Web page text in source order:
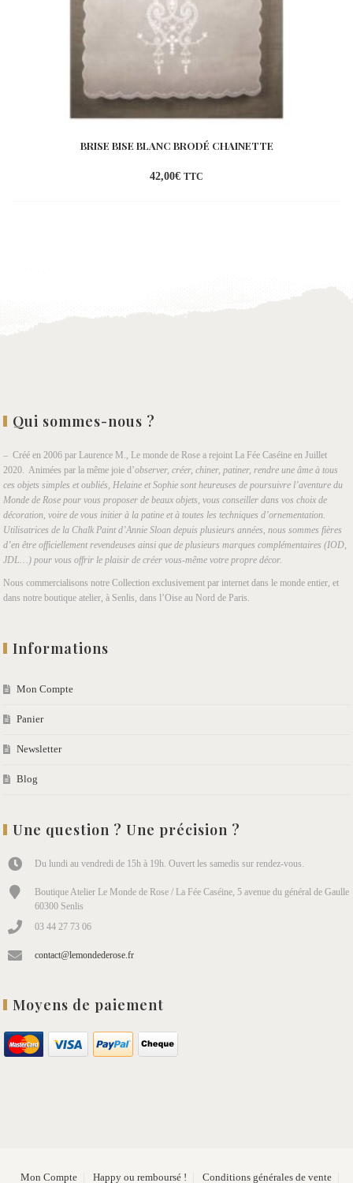
BRISE BISE BLANC BRODÉ CHAINETTE
42,00€ TTC
Qui sommes-nous ?
– Créé en 2006 par Laurence M., Le monde de Rose a rejoint La Fée Caséine en Juillet
2020. Animées par la même joie d’observer, créer, chiner, patiner, rendre une âme à tous
ces objets simples et oubliés, Helaine et Sophie sont heureuses de poursuivre l’aventure du
Monde de Rose pour vous proposer de beaux objets, vous conseiller dans vos choix de
décoration, voire de vous initier à la patine et à toutes les techniques d’ornementation.
Utilisatrices de la Chalk Paint d’Annie Sloan depuis plusieurs années, nous sommes fières
d’en être officiellement revendeuses ainsi que de plusieurs marques complémentaires (IOD,
JDL…) pour vous offrir le plaisir de créer vous-même votre propre décor.
Nous commercialisons notre Collection exclusivement par internet dans le monde entier, et
dans notre boutique atelier, à Senlis, dans l’Oise au Nord de Paris.
Informations
Mon Compte
Panier
Newsletter
Blog
Une question ? Une précision ?
Du lundi au vendredi de 15h à 19h. Ouvert les samedis sur rendez-vous.
Boutique Atelier Le Monde de Rose / La Fée Caséine, 5 avenue du général de Gaulle
60300 Senlis
03 44 27 73 06
contact@lemondederose.fr
Moyens de paiement
Mon Compte Happy ou remboursé ! Conditions générales de vente